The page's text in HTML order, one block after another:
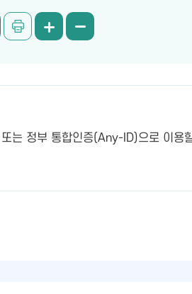
는 정부 통합인증(Any-ID)으로 이용